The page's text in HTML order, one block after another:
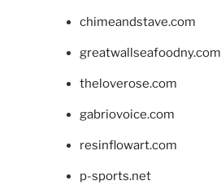
chimeandstave.com
greatwallseafoodny.com
theloverose.com
gabriovoice.com
resinflowart.com
p-sports.net